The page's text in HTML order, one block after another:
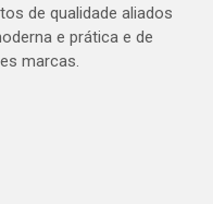
de qualidade aliados
e prática e de
marcas.